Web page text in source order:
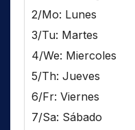
2/Mo: Lunes
3/Tu: Martes
4/We: Miercoles
5/Th: Jueves
6/Fr: Viernes
7/Sa: Sábado